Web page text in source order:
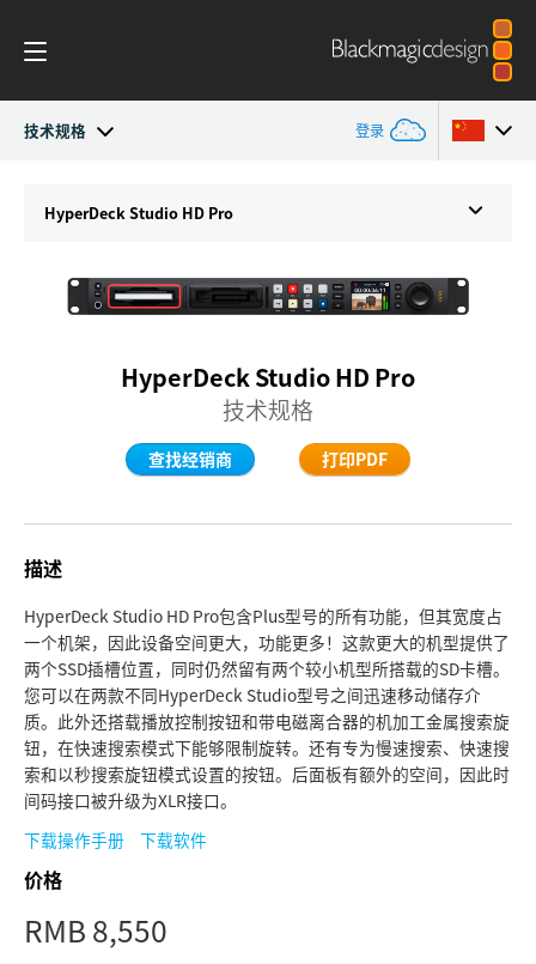
技术规格 登录
工作流程
Blackmagic OS
技术规格
Austria
France
Germany
中国香港
India
Korea
HyperDeck Studio HD Pro
HyperDeck Studio HD Pro
技术规格
查找经销商 打印PDF
描述
HyperDeck Studio HD Pro包含Plus型号的所有功能，但其宽度占
一个机架，因此设备空间更大，功能更多！这款更大的机型提供了
两个SSD插槽位置，同时仍然留有两个较小机型所搭载的SD卡槽。
您可以在两款不同HyperDeck Studio型号之间迅速移动储存介
质。此外还搭载播放控制按钮和带电磁离合器的机加工金属搜索旋
钮，在快速搜索模式下能够限制旋转。还有专为慢速搜索、快速搜
索和以秒搜索旋钮模式设置的按钮。后面板有额外的空间，因此时
间码接口被升级为XLR接口。
下载操作手册
下载软件
价格
RMB 8,550